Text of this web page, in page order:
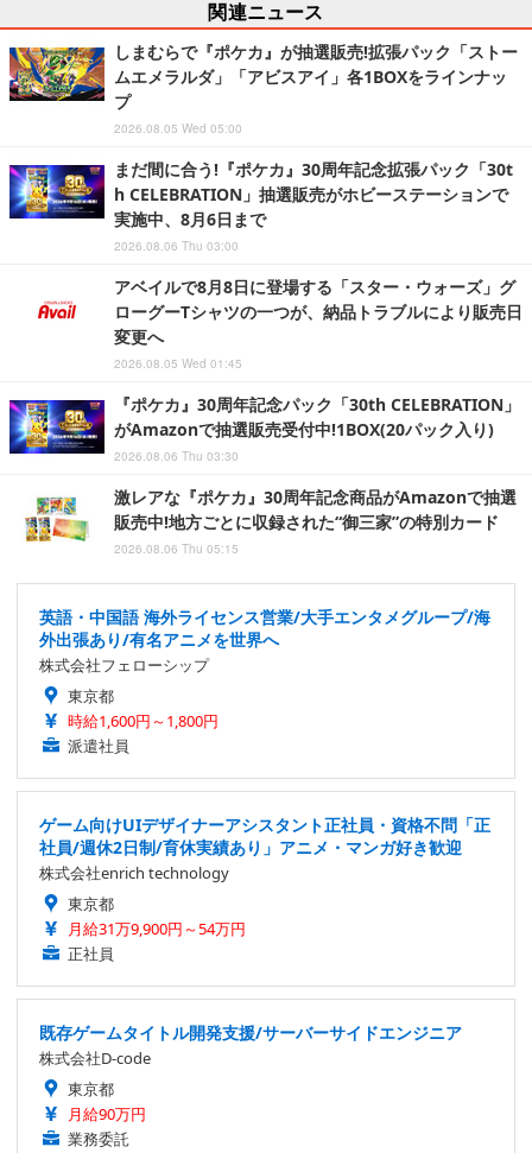
関連ニュース
しまむらで『ポケカ』が抽選販売!拡張パック「ストー
ムエメラルダ」「アビスアイ」各1BOXをラインナッ
プ
2026.08.05 Wed 05:00
まだ間に合う!『ポケカ』30周年記念拡張パック「30t
h CELEBRATION」抽選販売がホビーステーションで
実施中、8月6日まで
2026.08.06 Thu 03:00
アベイルで8月8日に登場する「スター・ウォーズ」グ
ローグーTシャツの一つが、納品トラブルにより販売日
変更へ
2026.08.05 Wed 01:45
『ポケカ』30周年記念パック「30th CELEBRATION」
がAmazonで抽選販売受付中!1BOX(20パック入り)
2026.08.06 Thu 03:30
激レアな『ポケカ』30周年記念商品がAmazonで抽選
販売中!地方ごとに収録された“御三家”の特別カード
2026.08.06 Thu 05:15
英語・中国語 海外ライセンス営業/大手エンタメグループ/海
外出張あり/有名アニメを世界へ
株式会社フェローシップ
東京都
時給1,600円～1,800円
派遣社員
ゲーム向けUIデザイナーアシスタント正社員・資格不問「正
社員/週休2日制/育休実績あり」アニメ・マンガ好き歓迎
株式会社enrich technology
東京都
月給31万9,900円～54万円
正社員
既存ゲームタイトル開発支援/サーバーサイドエンジニア
株式会社D-code
東京都
月給90万円
業務委託